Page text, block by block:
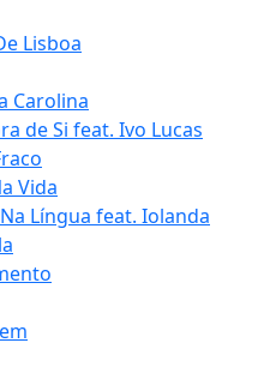
Lisboa
Carolina
de Si feat. Ivo Lucas
Vida
Língua feat. Iolanda